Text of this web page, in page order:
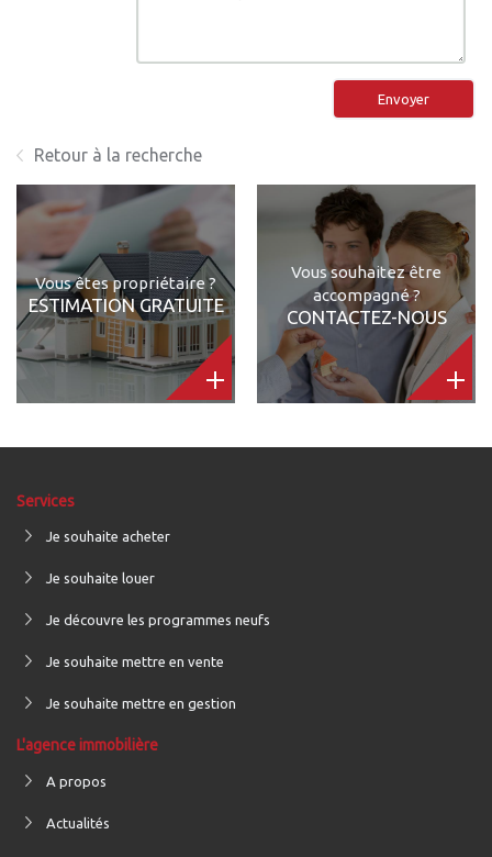
Envoyer
Retour à la recherche
Vous êtes propriétaire ?
ESTIMATION GRATUITE
Vous souhaitez être
accompagné ?
CONTACTEZ-NOUS
Services
Je souhaite acheter
Je souhaite louer
Je découvre les programmes neufs
Je souhaite mettre en vente
Je souhaite mettre en gestion
L'agence immobilière
A propos
Actualités